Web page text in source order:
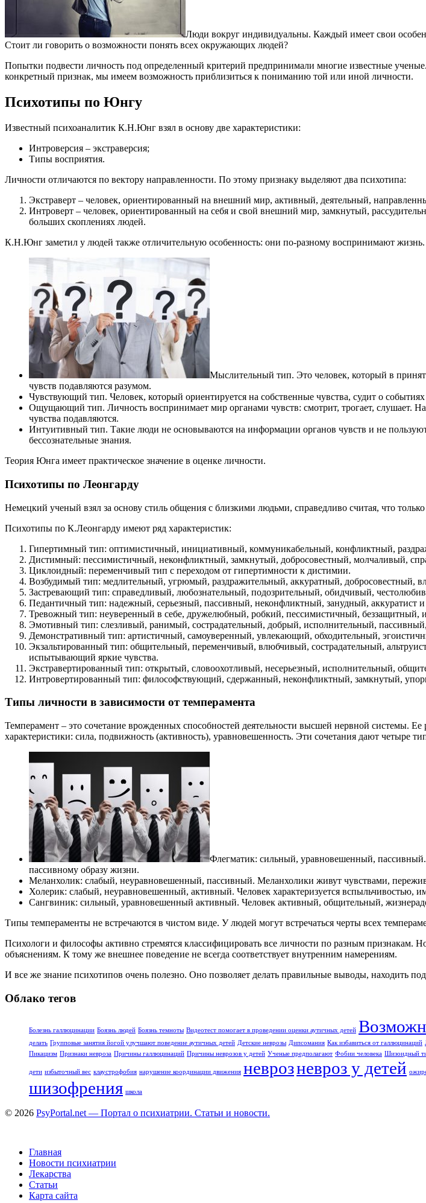
Люди вокруг индивидуальны. Каждый имеет свои
Стоит ли говорить о возможности понять всех окружающих людей?
Попытки подвести личность под определенный критерий предпринимали многие известные
конкретный признак, мы имеем возможность приблизиться к пониманию той или иной личности.
Психотипы по Юнгу
Известный психоаналитик К.Н.Юнг взял в основу две характеристики:
Интроверсия – экстраверсия;
Типы восприятия.
Личности отличаются по вектору направленности. По этому признаку выделяют два психотипа:
Экстраверт – человек, ориентированный на внешний мир, активный, деятельный,
Интроверт – человек, ориентированный на себя и свой внешний мир, замкнутый,
больших скоплениях людей.
К.Н.Юнг заметил у людей также отличительную особенность: они по-разному воспринимают жизнь.
Мыслительный тип. Это человек, который в
чувств подавляются разумом.
Чувствующий тип. Человек, который ориентируется на собственные чувства, судит о
Ощущающий тип. Личность воспринимает мир органами чувств: смотрит, трогает,
чувства подавляются.
Интуитивный тип. Такие люди не основываются на информации органов чувств и не
бессознательные знания.
Теория Юнга имеет практическое значение в оценке личности.
Психотипы по Леонгарду
Немецкий ученый взял за основу стиль общения с близкими людьми, справедливо считая, что
Психотипы по К.Леонгарду имеют ряд характеристик:
Гипертимный тип: оптимистичный, инициативный, коммуникабельный, конфликтный,
Дистимный: пессимистичный, неконфликтный, замкнутый, добросовестный, молчаливый,
Циклоидный: переменчивый тип с переходом от гипертимности к дистимии.
Возбудимый тип: медлительный, угрюмый, раздражительный, аккуратный, добросовестный,
Застревающий тип: справедливый, любознательный, подозрительный, обидчивый,
Педантичный тип: надежный, серьезный, пассивный, неконфликтный, занудный, аккуратист и
Тревожный тип: неуверенный в себе, дружелюбный, робкий, пессимистичный, беззащитный,
Эмотивный тип: слезливый, ранимый, сострадательный, добрый, исполнительный,
Демонстративный тип: артистичный, самоуверенный, увлекающий, обходительный,
Экзальтированный тип: общительный, переменчивый, влюбчивый, сострадательный,
испытывающий яркие чувства.
Экстравертированный тип: открытый, словоохотливый, несерьезный, исполнительный,
Интровертированный тип: философствующий, сдержанный, неконфликтный, замкнутый,
Типы личности в зависимости от темперамента
Темперамент – это сочетание врожденных способностей деятельности высшей нервной системы.
характеристики: сила, подвижность (активность), уравновешенность. Эти сочетания дают четыре
Флегматик: сильный, уравновешенный,
пассивному образу жизни.
Меланхолик: слабый, неуравновешенный, пассивный. Меланхолики живут чувствами,
Холерик: слабый, неуравновешенный, активный. Человек характеризуется вспыльчивостью,
Сангвиник: сильный, уравновешенный активный. Человек активный, общительный,
Типы темпераменты не встречаются в чистом виде. У людей могут встречаться черты всех
Психологи и философы активно стремятся классифицировать все личности по разным признакам.
объяснениям. К тому же внешнее поведение не всегда соответствует внутренним намерениям.
И все же знание психотипов очень полезно. Оно позволяет делать правильные выводы, находить
Облако тегов
Болезнь галлюцинации Боязнь людей Боязнь темноты Видеотест помогает в проведении оценки аутичных детей
делать Групповые занятия йогой улучшают поведение аутичных детей Детские неврозы Дипсомания Как избавиться от галлюцинаций
Пикацизм Признаки невроза Причины галлюцинаций Причины неврозов у детей Ученые предполагают Фобии человека Шизоидный
дети избыточный вес клаустрофобия нарушение координации движения неврозневроз у детей
шизофрения школа
© 2026 PsyPortal.net — Портал о психиатрии. Статьи и новости.
Главная
Новости психиатрии
Лекарства
Статьи
Карта сайта